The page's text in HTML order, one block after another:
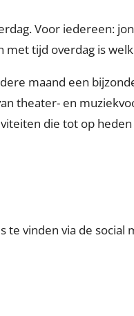
Voor iedereen:
met tijd overdag is
maand een
theater- en
die tot op
te vinden via de social